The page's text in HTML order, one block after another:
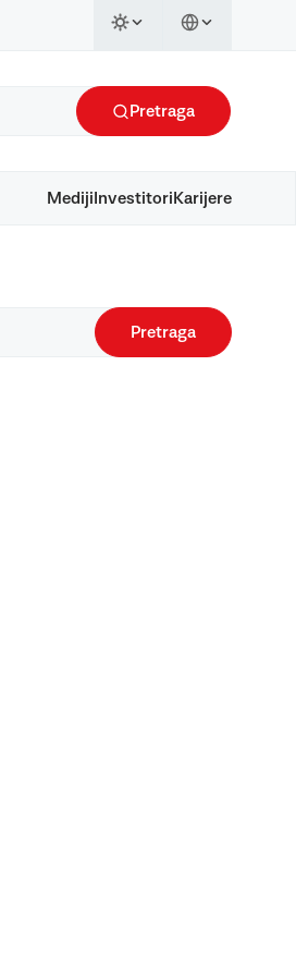
Pretraga
Mediji Investitori Karijere
Pretraga